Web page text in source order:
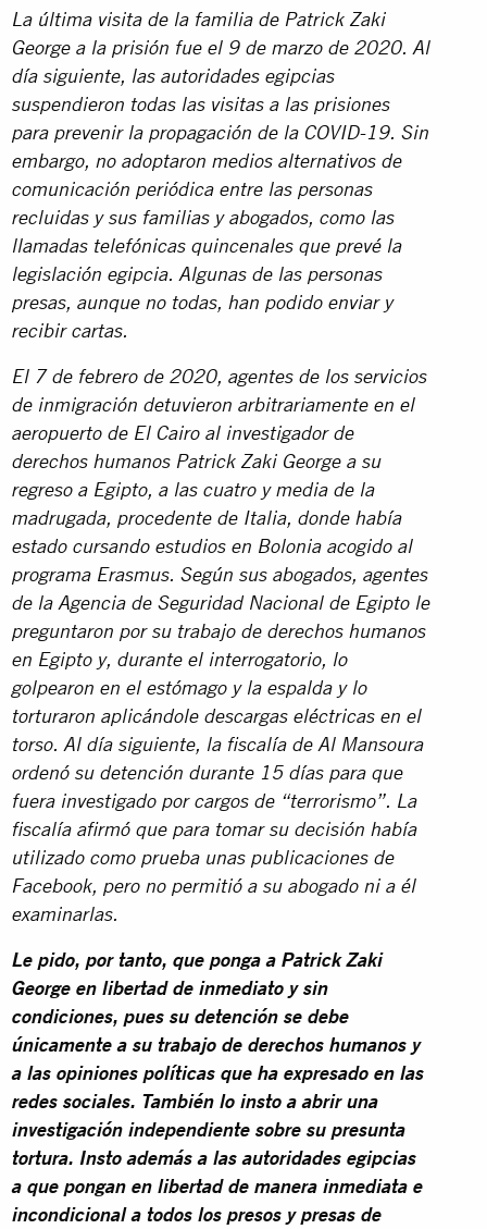
La última visita de la familia de Patrick Zaki
George a la prisión fue el 9 de marzo de 2020. Al
día siguiente, las autoridades egipcias
suspendieron todas las visitas a las prisiones
para prevenir la propagación de la COVID-19. Sin
embargo, no adoptaron medios alternativos de
comunicación periódica entre las personas
recluidas y sus familias y abogados, como las
llamadas telefónicas quincenales que prevé la
legislación egipcia. Algunas de las personas
presas, aunque no todas, han podido enviar y
recibir cartas.
El 7 de febrero de 2020, agentes de los servicios
de inmigración detuvieron arbitrariamente en el
aeropuerto de El Cairo al investigador de
derechos humanos Patrick Zaki George a su
regreso a Egipto, a las cuatro y media de la
madrugada, procedente de Italia, donde había
estado cursando estudios en Bolonia acogido al
programa Erasmus. Según sus abogados, agentes
de la Agencia de Seguridad Nacional de Egipto le
preguntaron por su trabajo de derechos humanos
en Egipto y, durante el interrogatorio, lo
golpearon en el estómago y la espalda y lo
torturaron aplicándole descargas eléctricas en el
torso. Al día siguiente, la fiscalía de Al Mansoura
ordenó su detención durante 15 días para que
fuera investigado por cargos de “terrorismo”. La
fiscalía afirmó que para tomar su decisión había
utilizado como prueba unas publicaciones de
Facebook, pero no permitió a su abogado ni a él
examinarlas.
Le pido, por tanto, que ponga a Patrick Zaki
George en libertad de inmediato y sin
condiciones, pues su detención se debe
únicamente a su trabajo de derechos humanos y
a las opiniones políticas que ha expresado en las
redes sociales. También lo insto a abrir una
investigación independiente sobre su presunta
tortura. Insto además a las autoridades egipcias
a que pongan en libertad de manera inmediata e
incondicional a todos los presos y presas de